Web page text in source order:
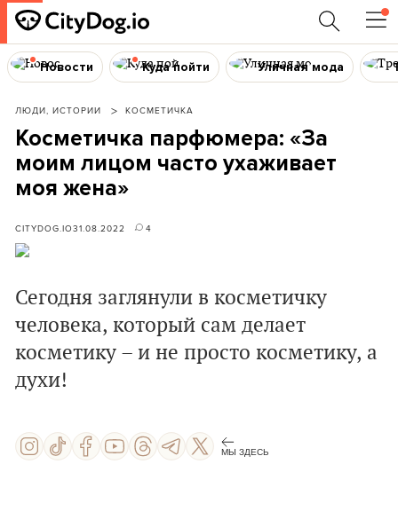
Новости Куда пойти Уличная мода
ЛЮДИ, ИСТОРИИ КОСМЕТИЧКА
Косметичка парфюмера: «За
моим лицом часто ухаживает
моя жена»
CITYDOG.IO31.08.2022 4
Сегодня заглянули в косметичку
человека, который сам делает
косметику – и не просто косметику, а
духи!
МЫ ЗДЕСЬ